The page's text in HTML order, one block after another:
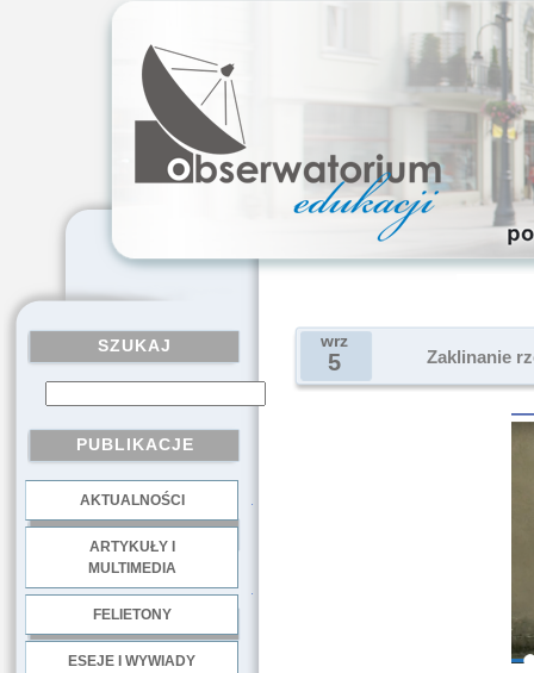
SZUKAJ
PUBLIKACJE
AKTUALNOŚCI
ARTYKUŁY I
MULTIMEDIA
FELIETONY
ESEJE I WYWIADY
wrz
5 Zaklinanie